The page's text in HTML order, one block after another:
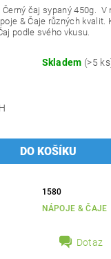
Černý čaj sypaný 450g.
& Čaje různých kvalit.
podle svého vkusu.
Skladem (>5
1580
NÁPOJE & ČAJE
Dotaz